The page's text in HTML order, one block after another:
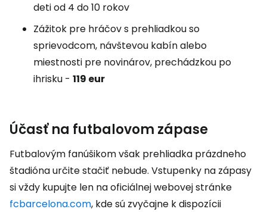
deti od 4 do 10 rokov
Zážitok pre hráčov s prehliadkou so
sprievodcom, návštevou kabín alebo
miestnosti pre novinárov, prechádzkou po
ihrisku - 119 eur
Účasť na futbalovom zápase
Futbalovým fanúšikom však prehliadka prázdneho
štadióna určite stačiť nebude. Vstupenky na zápasy
si vždy kupujte len na oficiálnej webovej stránke
fcbarcelona.com, kde sú zvyčajne k dispozícii